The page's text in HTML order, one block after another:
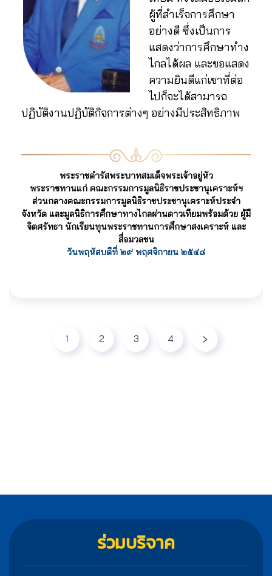
ผู้ที่สำเร็จการศึกษา
อย่างดี ซึ่งเป็นการ
แสดงว่าการศึกษาทำง
ไกลได้ผล และขอแสดง
ความยินดีแก่เขาที่ต่อ
ไปก็จะได้สามารถ
ปฏิบัติงานปฏิบัติกิจการต่างๆ อย่างมีประสิทธิภาพ
พระราชดำรัสพระบาทสมเด็จพระเจ้าอยู่หัว
พระราชทานแก่ คณะกรรมการมูลนิธิราชประชานุเคราะห์ฯ
ส่วนกลางคณะกรรมการมูลนิธิราชประชานุเคราะห์ประจำ
จังหวัด และมูลนิธิการศึกษาทางไกลผ่านดาวเทียมพร้อมด้วย ผู้มี
จิตศรัทธา นักเรียนทุนพระราชทานการศึกษาสงเคราะห์ และ
สื่อมวลชน
วันพฤหัสบดีที่ ๒๙ พฤศจิกายน ๒๕๔๘
1 2 3 4
ร่วมบริจาค